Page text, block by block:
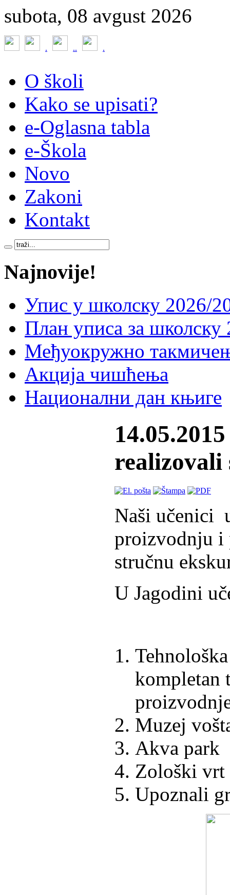
subota, 08 avgust 2026
. .. .
O školi
Kako se upisati?
e-Oglasna tabla
e-Škola
Novo
Zakoni
Kontakt
Najnovije!
Упис у школску 2026/
План уписа за школску
Међуокружно
Акција чишћења
Национални дан књиге
Naši učenici
proizvodnju i
stručnu
U Jagodini
kompletan
Muzej
Akva park
Zološki vrt
Upoznali